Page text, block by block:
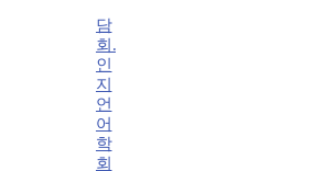
담
회.
인
지
언
어
학
회